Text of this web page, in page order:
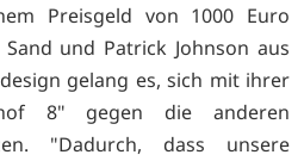
Preisgeld von 1000 Euro
und Patrick Johnson aus
gelang es, sich mit ihrer
8" gegen die anderen
"Dadurch, dass unsere